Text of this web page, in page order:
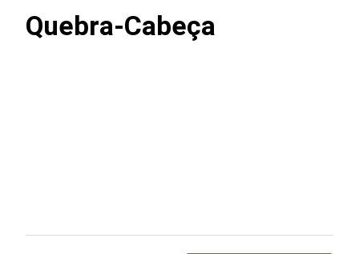
Quebra-Cabeça